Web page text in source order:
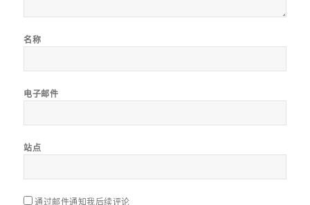
名称
电子邮件
站点
通过邮件通知我后续评论